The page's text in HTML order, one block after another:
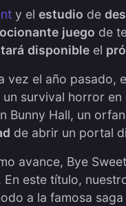
y elestudio de
juego de
disponible el
vez el año pasado,
un survival horror en
Bunny Hall, un
de abrir un portal
avance, Bye
este título,
a la famosa